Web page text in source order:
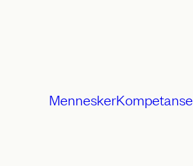
MenneskerKompetanse